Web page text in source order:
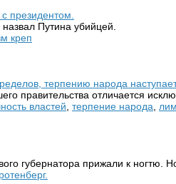
президентом.
назвал Путина
креп
терпению народа
правительства отличается
властей терпение народа
губернатора прижали к ногтю.
ротенберг.